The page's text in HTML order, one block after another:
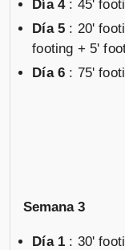
Día 4 : 45'
Día 5 : 20'
footing + 5'
Día 6 : 75'
Semana 3
Día 1 : 30'